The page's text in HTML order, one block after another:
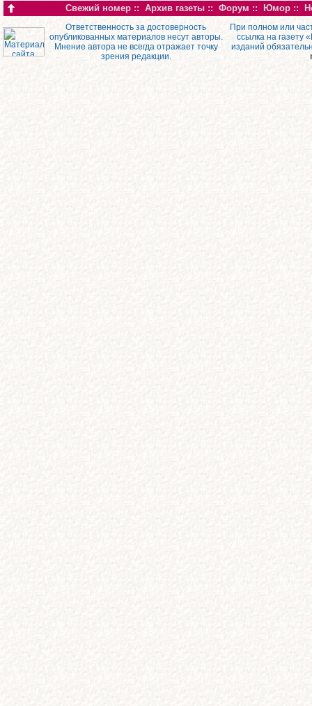
Свежий номер :: Архив газеты :: Форум :: Юмор ::
Ответственность за достоверность
опубликованных материалов несут авторы.
Мнение автора не всегда отражает точку
зрения редакции.
При полном или
ссылка на газету
изданий